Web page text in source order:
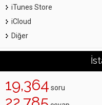
iTunes Store
iCloud
Diğer
19,364 soru